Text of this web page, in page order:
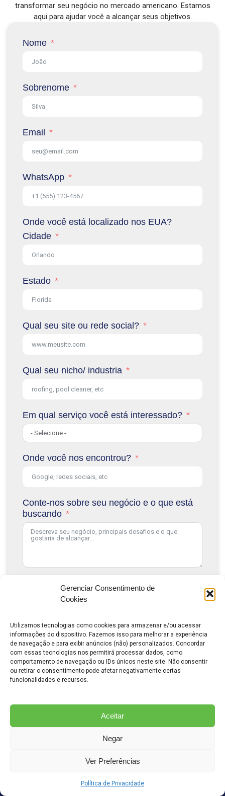
Gerenciar Consentimento de
Cookies
Utilizamos tecnologias como cookies para armazenar e/ou acessar
informações do dispositivo. Fazemos isso para melhorar a experiência
de navegação e para exibir anúncios (não) personalizados. Concordar
com essas tecnologias nos permitirá processar dados, como
comportamento de navegação ou IDs únicos neste site. Não consentir
ou retirar o consentimento pode afetar negativamente certas
funcionalidades e recursos.
Aceitar
Negar
Ver Preferências
Política de Privacidade
transformar seu negócio no mercado americano. Estamos
aqui para ajudar você a alcançar seus objetivos.
Nome
Sobrenome
Email
WhatsApp
Onde você está localizado nos EUA?
Cidade
Estado
Qual seu site ou rede social?
Qual seu nicho/ industria
Em qual serviço você está interessado?
Onde você nos encontrou?
Conte-nos sobre seu negócio e o que está
buscando
Solicitar Consultoria Gratuita
© 2026 Local Rank Brasil